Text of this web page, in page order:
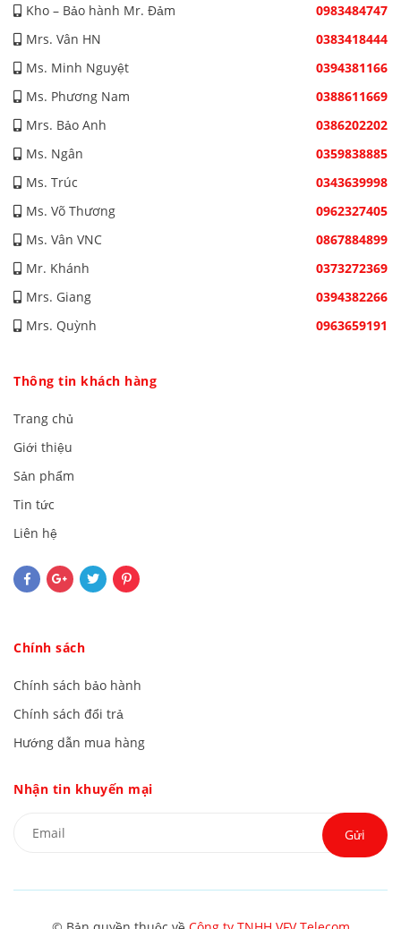
Kho – Bảo hành Mr. Đảm
0983484747
Mrs. Vân HN
0383418444
Ms. Minh Nguyệt
0394381166
Ms. Phương Nam
0388611669
Mrs. Bảo Anh
0386202202
Ms. Ngân
0359838885
Ms. Trúc
0343639998
Ms. Võ Thương
0962327405
Ms. Vân VNC
0867884899
Mr. Khánh
0373272369
Mrs. Giang
0394382266
Mrs. Quỳnh
0963659191
Thông tin khách hàng
Trang chủ
Giới thiệu
Sản phẩm
Tin tức
Liên hệ
Chính sách
Chính sách bảo hành
Chính sách đổi trả
Hướng dẫn mua hàng
Nhận tin khuyến mại
Gửi